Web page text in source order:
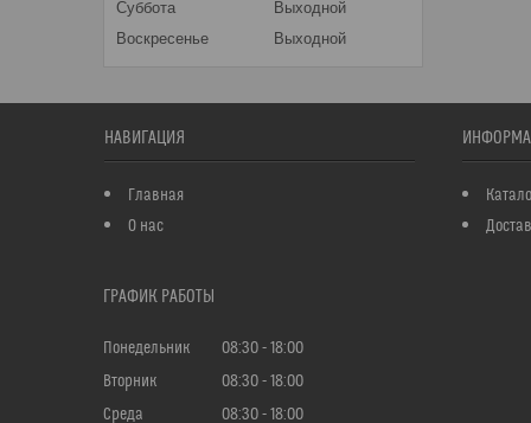
Суббота
Выходной
Воскресенье
Выходной
НАВИГАЦИЯ
Главная
О нас
ГРАФИК РАБОТЫ
Понедельник 08:30
18:00
Вторник
08:30
18:00
Среда
08:30 18:00